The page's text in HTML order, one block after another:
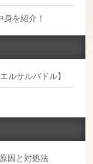
を紹介！
ルサルバドル】
因と対処法